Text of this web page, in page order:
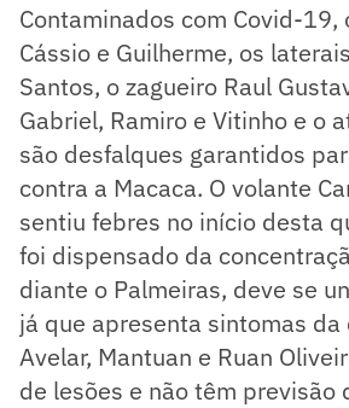
Contaminados com Covid-19,
Cássio e Guilherme, os
Santos, o zagueiro Raul
Gabriel, Ramiro e Vitinho e o
são desfalques garantidos
contra a Macaca. O volante
sentiu febres no início desta
foi dispensado da
diante o Palmeiras, deve se
já que apresenta sintomas da
Avelar, Mantuan e Ruan
de lesões e não têm previsão